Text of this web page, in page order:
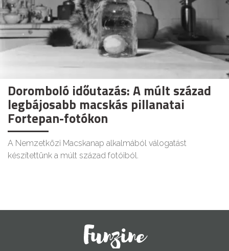
Doromboló időutazás: A múlt század
legbájosabb macskás pillanatai
Fortepan-fotókon
A Nemzetközi Macskanap alkalmából válogatást
készítettünk a múlt század fotóiból.